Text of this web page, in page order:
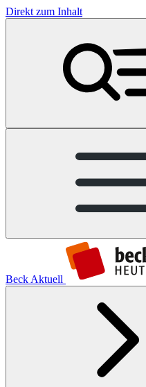
Direkt zum Inhalt
Beck Aktuell